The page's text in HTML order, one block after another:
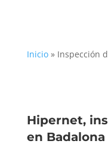
Inicio» Inspección
Hipernet,
en Badalona